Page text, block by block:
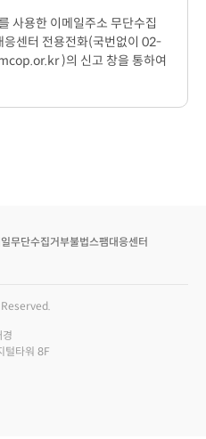
사용한 이메일주소 무단수집
응센터 전용전화(국번없이 02-
)의 신고 창을 통하여
무단수집거부불법스팸대응센터
털타워 8F